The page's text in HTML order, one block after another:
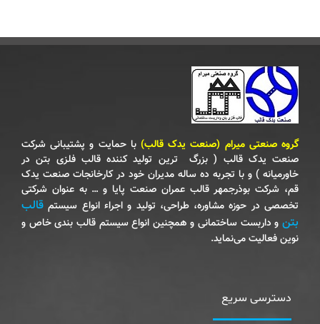
گروه صنعتی میرام (صنعت یدک قالب) با حمایت و پشتیبانی شرکت
صنعت یدک قالب ( بزرگ‌ ترین تولید کننده قالب فلزی بتن در
خاورمیانه ) و با تجربه ده ساله مدیران خود در کارخانجات صنعت یدک
قم‌، شرکت بوذرجمهر قالب عمران صنعت پایا و … به عنوان شرکتی
تخصصی در حوزه مشاوره‌، طراحی‌، تولید و اجراء انواع سیستم قالب
بتن و داربست ساختمانی و همچنین انواع سیستم قالب بندی خاص و
نوین فعالیت می‌نماید.
دسترسی سریع